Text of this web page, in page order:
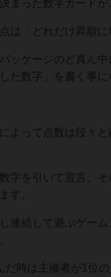
まった数字カード
は「どれだけ昇順
ッケージのど真ん
た数字」を書く事に
よって点数は段々
数字を引いて宣言、
す。
連続して遊ぶゲー
だ時は主催者が1位